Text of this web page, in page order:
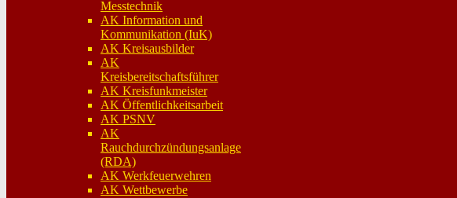
Messtechnik
AK Information und
Kommunikation (IuK)
AK Kreisausbilder
AK
Kreisbereitschaftsführer
AK Kreisfunkmeister
AK Öffentlichkeitsarbeit
AK PSNV
AK
Rauchdurchzündungsanlage
(RDA)
AK Werkfeuerwehren
AK Wettbewerbe